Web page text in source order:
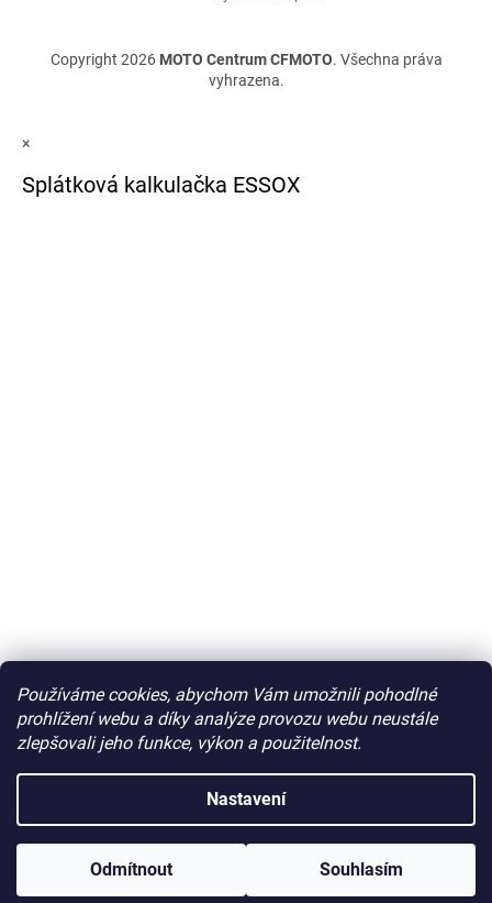
Používáme cookies, abychom Vám umožnili pohodlné
prohlížení webu a díky analýze provozu webu neustále
zlepšovali jeho funkce, výkon a použitelnost.
Nastavení
Odmítnout Souhlasím
Copyright 2026 MOTO Centrum CFMOTO. Všechna práva
vyhrazena.
×
Splátková kalkulačka ESSOX